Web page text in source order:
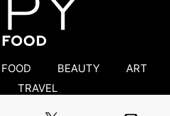
FOOD BEAUTY
ART
TRAVEL